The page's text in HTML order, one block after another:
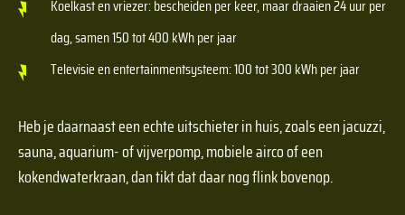
Koelkast en vriezer: bescheiden per keer, maar draaien 24 uur per
dag, samen 150 tot 400 kWh per jaar
Televisie en entertainmentsysteem: 100 tot 300 kWh per jaar
Heb je daarnaast een echte uitschieter in huis, zoals een jacuzzi,
sauna, aquarium- of vijverpomp, mobiele airco of een
kokendwaterkraan, dan tikt dat daar nog flink bovenop.